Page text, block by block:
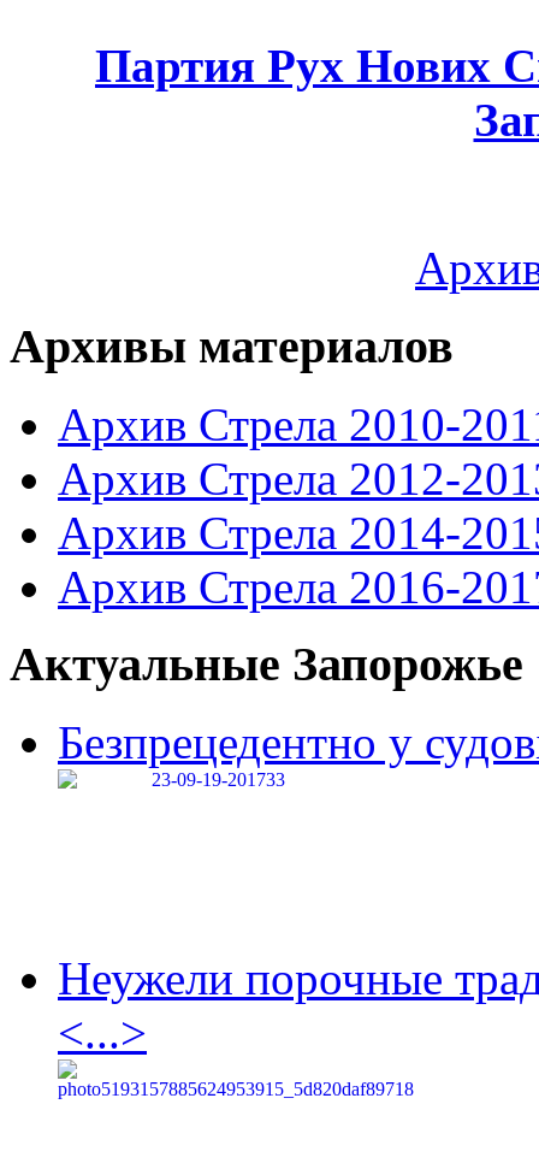
Партия Рух Нових
Архивы материалов
Архив Стрела 2010-
Архив Стрела 2012-
Архив Стрела 2014-
Архив Стрела 2016-
Актуальные Запорожье
Безпрецедентно у
Неужели порочные
<...>